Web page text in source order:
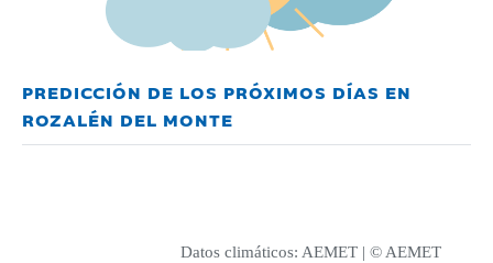
PREDICCIÓN DE LOS PRÓXIMOS DÍAS EN
ROZALÉN DEL MONTE
Datos climáticos: AEMET | © AEMET